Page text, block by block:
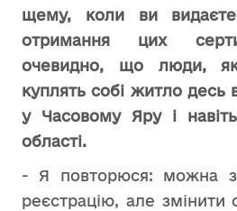
щему, коли ви
отримання цих
очевидно, що люди,
куплять собі житло десь
у Часовому Яру і
області.
- Я повторюся: можна
реєстрацію, але змінити